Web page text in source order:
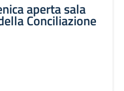
aperta sala
Conciliazione